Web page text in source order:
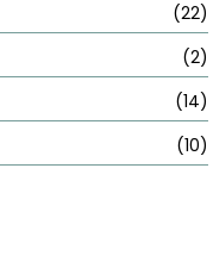
(22)
(2)
(14)
(10)